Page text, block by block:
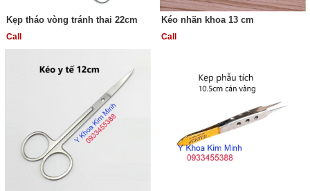
Kẹp tháo vòng tránh thai 22cm
Call
Kéo nhãn khoa 13 cm
Call